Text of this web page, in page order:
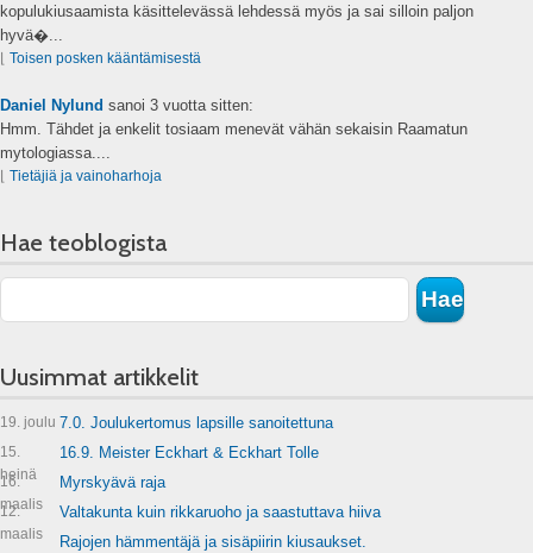
kopulukiusaamista käsittelevässä lehdessä myös ja sai silloin paljon
hyvä�...
⌊ Toisen posken kääntämisestä
Daniel Nylund sanoi 3 vuotta sitten:
Hmm. Tähdet ja enkelit tosiaam menevät vähän sekaisin Raamatun
mytologiassa....
⌊ Tietäjiä ja vainoharhoja
Hae teoblogista
Uusimmat artikkelit
19. joulu 7.0. Joulukertomus lapsille sanoitettuna
15.
heinä
16.9. Meister Eckhart & Eckhart Tolle
16.
maalis
Myrskyävä raja
12.
maalis
Valtakunta kuin rikkaruoho ja saastuttava hiiva
Rajojen hämmentäjä ja sisäpiirin kiusaukset.